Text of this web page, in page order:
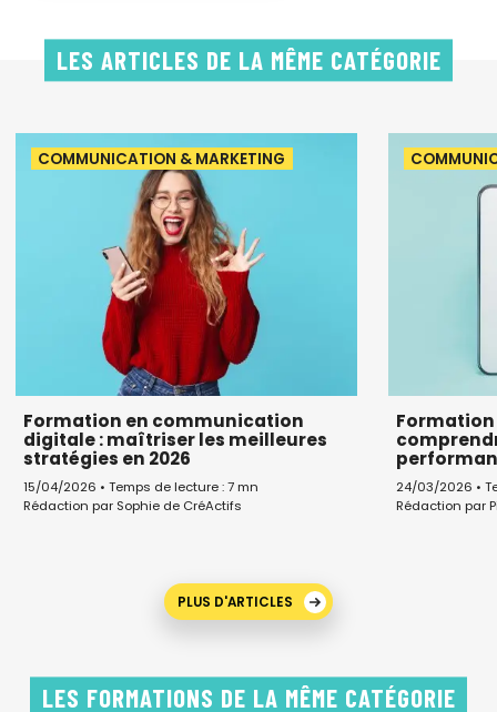
LES ARTICLES DE LA MÊME CATÉGORIE
COMMUNICATION & MARKETING
Formation en communication
digitale : maîtriser les meilleures
stratégies en 2026
15/04/2026 • Temps de lecture : 7 mn
Rédaction par Sophie de CréActifs
24/03/2026 •
Rédaction par
PLUS D'ARTICLES
LES FORMATIONS DE LA MÊME CATÉGORIE